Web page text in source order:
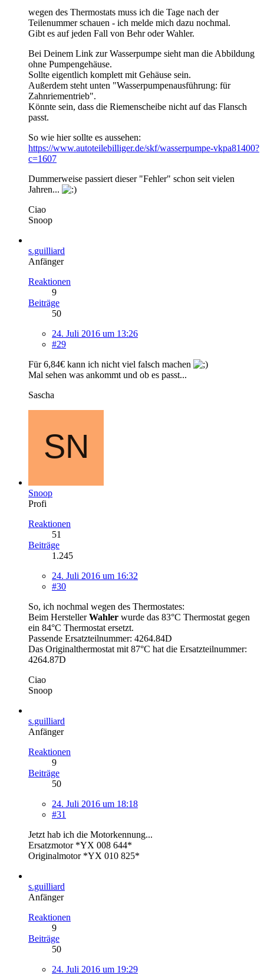
wegen des Thermostats muss ich die Tage nach der
Teilenummer schauen - ich melde mich dazu nochmal.
Gibt es auf jeden Fall von Behr oder Wahler.
Bei Deinem Link zur Wasserpumpe sieht man die Abbildung
ohne Pumpengehäuse.
Sollte eigentlich komplett mit Gehäuse sein.
Außerdem steht unten "Wasserpumpenausführung: für
Zahnriementrieb".
Könnte sein, dass die Riemenscheibe nicht auf das Flansch
passt.
So wie hier sollte es aussehen:
https://www.autoteilebilliger.de/skf/wasserpumpe-vkpa81400?
c=1607
Dummerweise passiert dieser "Fehler" schon seit vielen
Jahren...
Ciao
Snoop
s.guilliard
Anfänger
Reaktionen
9
Beiträge
50
24. Juli 2016 um 13:26
#29
Für 6,84€ kann ich nicht viel falsch machen
Mal sehen was ankommt und ob es passt...
Sascha
Snoop
Profi
Reaktionen
51
Beiträge
1.245
24. Juli 2016 um 16:32
#30
So, ich nochmal wegen des Thermostates:
Beim HerstellerWahler wurde das 83°C Thermostat gegen
ein 84°C Thermostat ersetzt.
Passende Ersatzteilnummer: 4264.84D
Das Originalthermostat mit 87°C hat die Ersatzteilnummer:
4264.87D
Ciao
Snoop
s.guilliard
Anfänger
Reaktionen
9
Beiträge
50
24. Juli 2016 um 18:18
#31
Jetzt hab ich die Motorkennung...
Ersatzmotor *YX 008 644*
Originalmotor *YX 010 825*
s.guilliard
Anfänger
Reaktionen
9
Beiträge
50
24. Juli 2016 um 19:29